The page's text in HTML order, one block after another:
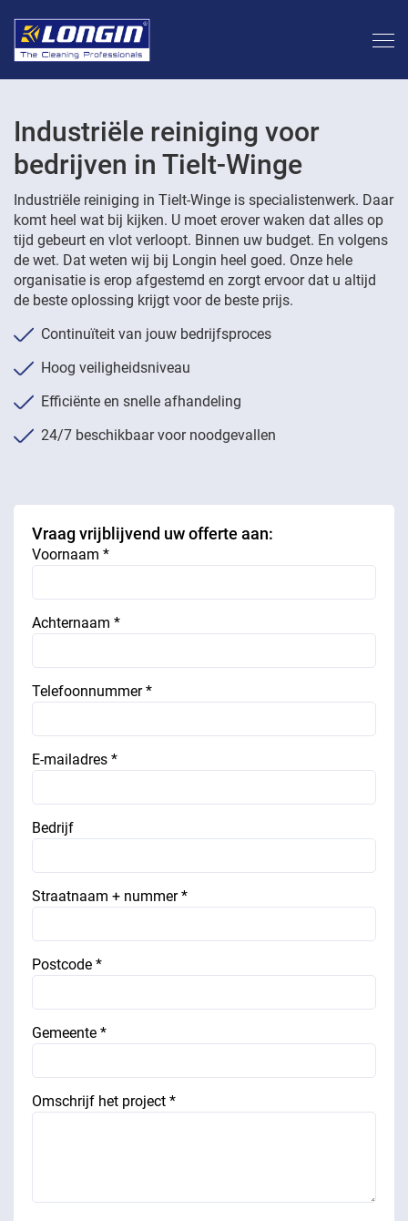
Industriële reiniging voor
bedrijven in Tielt-Winge
Industriële reiniging in Tielt-Winge is specialistenwerk. Daar
komt heel wat bij kijken. U moet erover waken dat alles op
tijd gebeurt en vlot verloopt. Binnen uw budget. En volgens
de wet. Dat weten wij bij Longin heel goed. Onze hele
organisatie is erop afgestemd en zorgt ervoor dat u altijd
de beste oplossing krijgt voor de beste prijs.
Continuïteit van jouw bedrijfsproces
Hoog veiligheidsniveau
Efficiënte en snelle afhandeling
24/7 beschikbaar voor noodgevallen
Vraag vrijblijvend uw offerte aan:
Voornaam *
Achternaam *
Telefoonnummer *
E-mailadres *
Bedrijf
Straatnaam + nummer *
Postcode *
Gemeente *
Omschrijf het project *